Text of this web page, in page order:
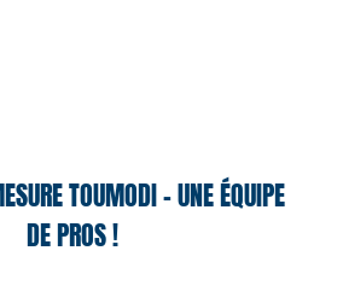
TOUMODI – UNE ÉQUIPE
DE PROS !